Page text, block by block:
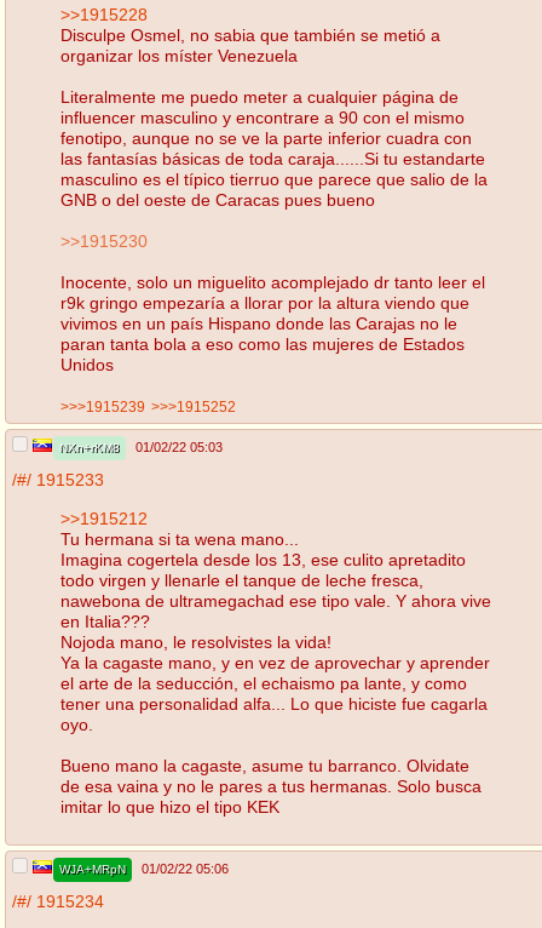
>>1915228
Disculpe Osmel, no sabia que también se metió a
organizar los míster Venezuela
Literalmente me puedo meter a cualquier página de
influencer masculino y encontrare a 90 con el mismo
fenotipo, aunque no se ve la parte inferior cuadra con
las fantasías básicas de toda caraja......Si tu estandarte
masculino es el típico tierruo que parece que salio de la
GNB o del oeste de Caracas pues bueno
>>1915230
Inocente, solo un miguelito acomplejado dr tanto leer el
r9k gringo empezaría a llorar por la altura viendo que
vivimos en un país Hispano donde las Carajas no le
paran tanta bola a eso como las mujeres de Estados
Unidos
>>>1915239 >>>1915252
NXn+rKM8 01/02/22 05:03
/#/ 1915233
>>1915212
Tu hermana si ta wena mano...
Imagina cogertela desde los 13, ese culito apretadito
todo virgen y llenarle el tanque de leche fresca,
nawebona de ultramegachad ese tipo vale. Y ahora vive
en Italia???
Nojoda mano, le resolvistes la vida!
Ya la cagaste mano, y en vez de aprovechar y aprender
el arte de la seducción, el echaismo pa lante, y como
tener una personalidad alfa... Lo que hiciste fue cagarla
oyo.
Bueno mano la cagaste, asume tu barranco. Olvidate
de esa vaina y no le pares a tus hermanas. Solo busca
imitar lo que hizo el tipo KEK
WJA+MRpN 01/02/22 05:06
/#/ 1915234